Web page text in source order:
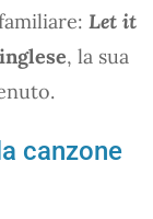
Let it
, la sua
canzone